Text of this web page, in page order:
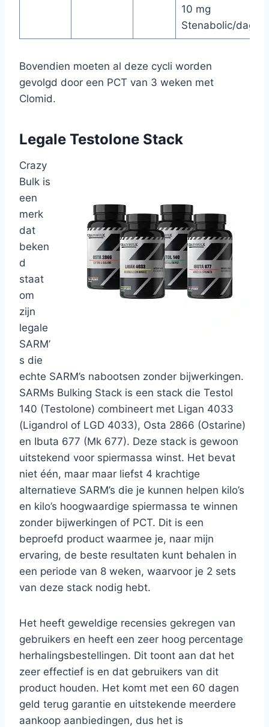
10 mg
Stenabolic/dag
Bovendien moeten al deze cycli worden
gevolgd door een PCT van 3 weken met
Clomid.
Legale Testolone Stack
Crazy
Bulk is
een
merk
dat
beken
d
staat
om
zijn
legale
SARM’
s die
echte SARM’s nabootsen zonder bijwerkingen.
SARMs Bulking Stack is een stack die Testol
140 (Testolone) combineert met Ligan 4033
(Ligandrol of LGD 4033), Osta 2866 (Ostarine)
en Ibuta 677 (Mk 677). Deze stack is gewoon
uitstekend voor spiermassa winst. Het bevat
niet één, maar maar liefst 4 krachtige
alternatieve SARM’s die je kunnen helpen kilo’s
en kilo’s hoogwaardige spiermassa te winnen
zonder bijwerkingen of PCT. Dit is een
beproefd product waarmee je, naar mijn
ervaring, de beste resultaten kunt behalen in
een periode van 8 weken, waarvoor je 2 sets
van deze stack nodig hebt.
Het heeft geweldige recensies gekregen van
gebruikers en heeft een zeer hoog percentage
herhalingsbestellingen. Dit toont aan dat het
zeer effectief is en dat gebruikers van dit
product houden. Het komt met een 60 dagen
geld terug garantie en uitstekende meerdere
aankoop aanbiedingen, dus het is